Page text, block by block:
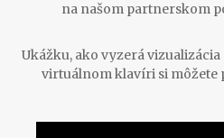
na našom partnerskom
Ukážku, ako vyzerá
virtuálnom klavíri si môžete